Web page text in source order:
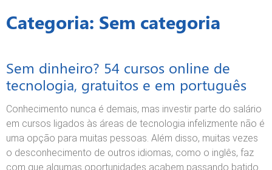
Categoria: Sem categoria
Sem dinheiro? 54 cursos online de
tecnologia, gratuitos e em português
Conhecimento nunca é demais, mas investir parte do salário
em cursos ligados às áreas de tecnologia infelizmente não é
uma opção para muitas pessoas. Além disso, muitas vezes
o desconhecimento de outros idiomas, como o inglês, faz
com que algumas oportunidades acabem passando batido.
PáginaPáginaPáginaPáginaPágina